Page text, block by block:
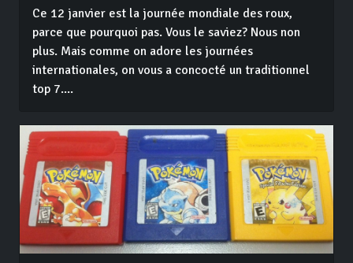
Ce 12 janvier est la journée mondiale des roux,
parce que pourquoi pas. Vous le saviez? Nous non
plus. Mais comme on adore les journées
internationales, on vous a concocté un traditionnel
top 7....